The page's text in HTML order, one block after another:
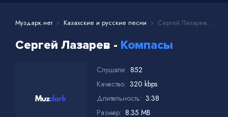
Муздарк.нет Казахские и русские песни Сергей Лазарев - Компасы
Сергей Лазарев - Компасы
Слушали: 852
Качество: 320 kbps
Длительность: 3:38
Размер: 8.35 MB